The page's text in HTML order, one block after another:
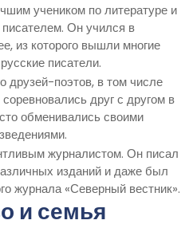
учеником по литературе и
Он учился в
из которого вышли многие
писатели.
поэтов, в том числе
друг с другом в
обменивались своими
журналистом. Он писал
изданий и даже был
журнала «Северный вестник».
и семья